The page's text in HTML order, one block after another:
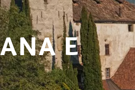
E